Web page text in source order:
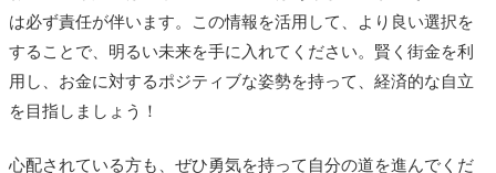
は必ず責任が伴います。この情報を活用して、より良い選択を
することで、明るい未来を手に入れてください。賢く街金を利
用し、お金に対するポジティブな姿勢を持って、経済的な自立
を目指しましょう！
心配されている方も、ぜひ勇気を持って自分の道を進んでくだ